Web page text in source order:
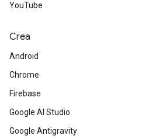
YouTube
Crea
Android
Chrome
Firebase
Google AI Studio
Google Antigravity